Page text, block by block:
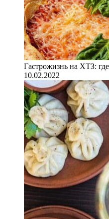
Гастрожизнь на ХТЗ:
10.02.2022